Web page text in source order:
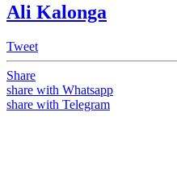
Ali Kalonga
Tweet
Share
share with Whatsapp
share with Telegram